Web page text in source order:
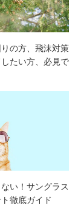
の方、飛沫対策
たい方、必見で
い！サングラス
徹底ガイド